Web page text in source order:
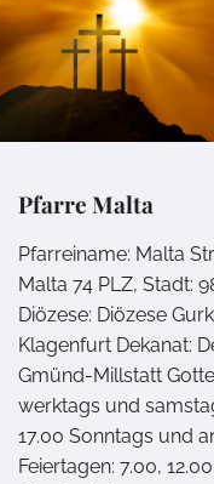
Pfarre Malta
Pfarreiname: Malta
Malta 74 PLZ, Stadt:
Diözese: Diözese
Klagenfurt Dekanat:
Gmünd-Millstatt
werktags und
17.00 Sonntags und
Feiertagen: 7.00,